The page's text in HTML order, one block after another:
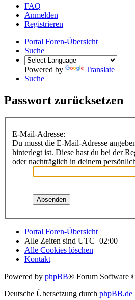
FAQ
Anmelden
Registrieren
Portal Foren-Übersicht
Suche
Powered by
Translate
Suche
Passwort zurücksetzen
E-Mail-Adresse:
Du musst die E-Mail-Adresse
hinterlegt ist. Diese hast du bei der
oder nachträglich in deinem
Portal Foren-Übersicht
Alle Zeiten sind UTC+02:00
Alle Cookies löschen
Kontakt
Powered by phpBB® Forum Software
Deutsche Übersetzung durch phpBB.de